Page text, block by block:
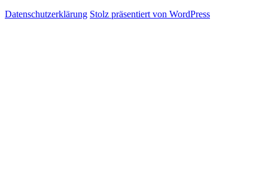
Datenschutzerklärung Stolz präsentiert von WordPress